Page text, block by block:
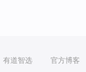
有道智选 官方博客